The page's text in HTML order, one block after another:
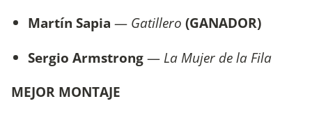
Martín Sapia — Gatillero (GANADOR)
Sergio Armstrong— La Mujer de la Fila
MEJOR MONTAJE